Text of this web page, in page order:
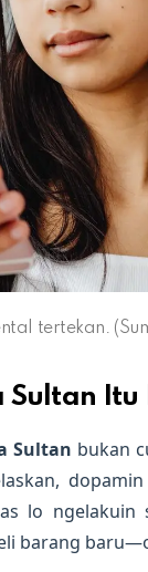
tertekan.
Sultan
Sultan bukan
lo ngelakuin
barang